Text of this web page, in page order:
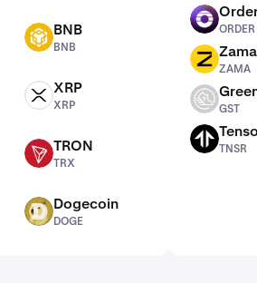
BNB BNB
BNB
XRP XRP
XRP
TRX TRON
TRX
DOGE Dogecoin
DOGE
ORDER
ORDER
ZAMA Zama
ZAMA
GST
GST
TNSR
TNSR